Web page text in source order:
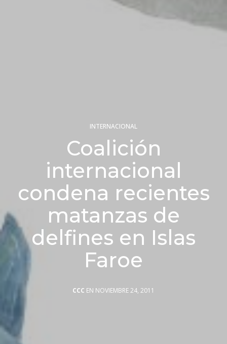
INTERNACIONAL
Coalición
internacional
condena recientes
matanzas de
delfines en Islas
Faroe
CCC EN NOVIEMBRE 24, 2011